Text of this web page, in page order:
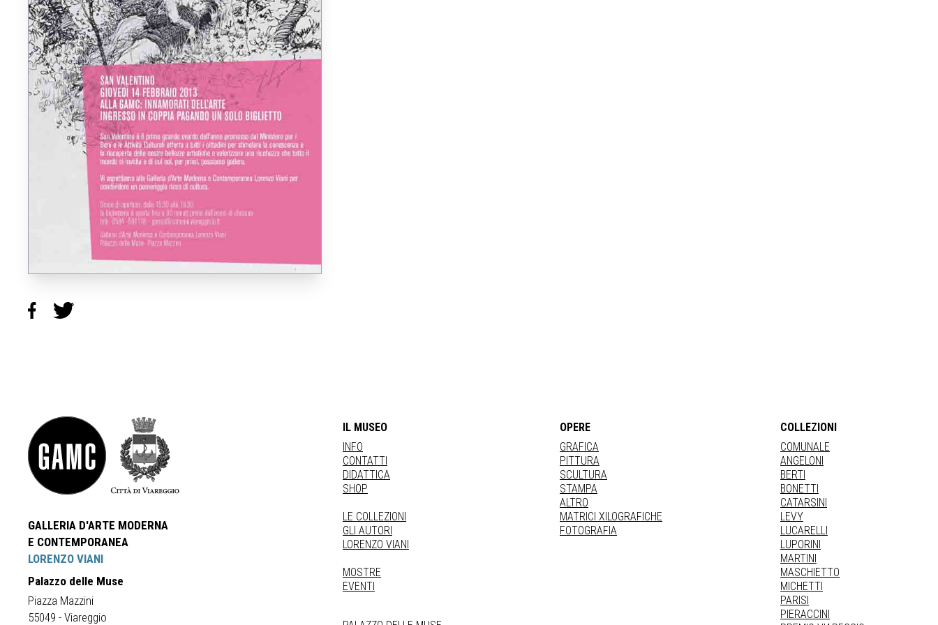
GALLERIA D'ARTE MODERNA
E CONTEMPORANEA
LORENZO VIANI
Palazzo delle Muse
Piazza Mazzini
55049 - Viareggio
IL MUSEO
INFO
CONTATTI
DIDATTICA
SHOP
LE COLLEZIONI
GLI AUTORI
LORENZO VIANI
MOSTRE
EVENTI
OPERE
GRAFICA
PITTURA
SCULTURA
STAMPA
ALTRO
MATRICI XILOGRAFICHE
FOTOGRAFIA
COLLEZIONI
COMUNALE
ANGELONI
BERTI
BONETTI
CATARSINI
LEVY
LUCARELLI
LUPORINI
MARTINI
MASCHIETTO
MICHETTI
PARISI
PIERACCINI